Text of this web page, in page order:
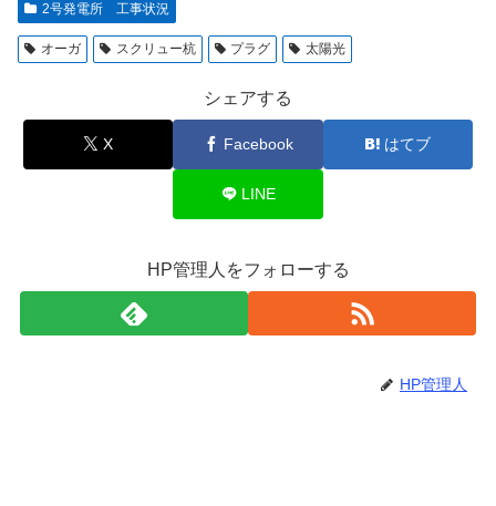
2号発電所 工事状況
オーガ スクリュー杭 プラグ 太陽光
シェアする
X Facebook はてブ
LINE
HP管理人をフォローする
HP管理人